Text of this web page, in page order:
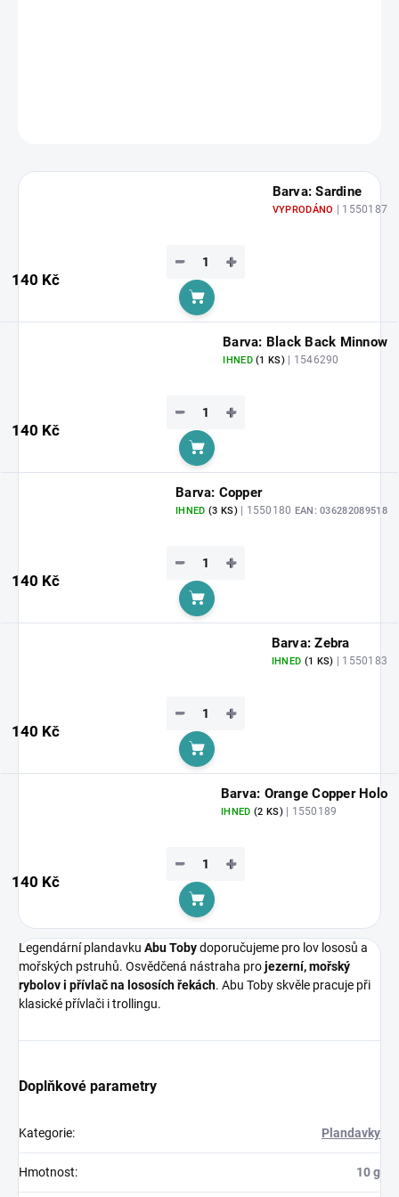
Barva: Sardine
VYPRODÁNO | 1550187
140 Kč
+
−
Do košíku
Barva: Black Back Minnow
IHNED(1 KS) | 1546290
140 Kč
+
−
Do košíku
Barva: Copper
IHNED (3 KS)| 1550180 EAN: 036282089518
140 Kč
+
−
Do košíku
Barva: Zebra
IHNED (1 KS) | 1550183
140 Kč
+
−
Do košíku
Barva: Orange Copper Holo
IHNED (2 KS)| 1550189
140 Kč
+
−
Do košíku
Legendární plandavku Abu Tobydoporučujeme pro lov lososů a
mořských pstruhů. Osvědčená nástraha projezerní, mořský
rybolov i přívlač na lososích řekách. Abu Toby skvěle pracuje při
klasické přívlači i trollingu.
Doplňkové parametry
Kategorie: Plandavky
Hmotnost: 10 g